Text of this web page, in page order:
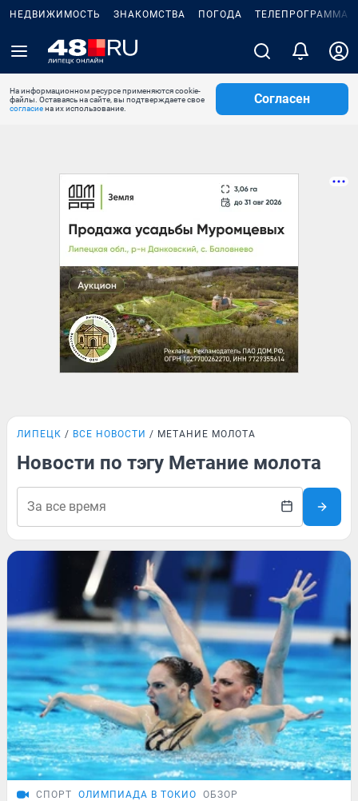
НЕДВИЖИМОСТЬ ЗНАКОМСТВА ПОГОДА ТЕЛЕПРОГРАММА
На информационном ресурсе применяются cookie-
файлы. Оставаясь на сайте, вы подтверждаете свое
согласиена их использование.
Согласен
ЛИПЕЦК ВСЕ НОВОСТИ МЕТАНИЕ МОЛОТА
Новости по тэгу Метание молота
СПОРТ ОЛИМПИАДА В ТОКИО ОБЗОР